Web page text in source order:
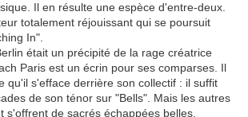
Il en résulte une espèce d'entre-deux.
totalement réjouissant qui se poursuit
In".
était un précipité de la rage créatrice
Paris est un écrin pour ses comparses. Il
qu'il s'efface derrière son collectif : il suffit
de son ténor sur "Bells". Mais les autres
s'offrent de sacrés échappées belles.